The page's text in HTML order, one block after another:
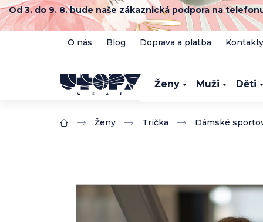
Přejít
na
obsah
Od 3. do 9. 8. bude naše zákaznická podpora na
O nás Blog Doprava a platba Kontakty
Ženy Muži Děti
Domů Ženy Trička Dámské